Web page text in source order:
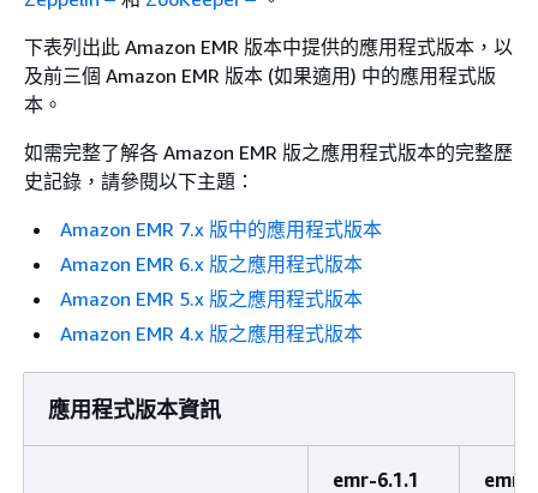
下表列出此 Amazon EMR 版本中提供的應用程式版本，以
及前三個 Amazon EMR 版本 (如果適用) 中的應用程式版
本。
如需完整了解各 Amazon EMR 版之應用程式版本的完整歷
史記錄，請參閱以下主題：
Amazon EMR 7.x 版中的應用程式版本
Amazon EMR 6.x 版之應用程式版本
Amazon EMR 5.x 版之應用程式版本
Amazon EMR 4.x 版之應用程式版本
應用程式版本資訊
emr-6.1.1 emr-